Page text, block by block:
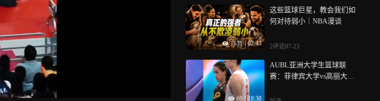
1631 | 02:43
这些篮球巨星，教会我们如
何对待弱小｜NBA漫谈
2评论07-23
69 18:38
AUBL亚洲大学生篮球联
赛：菲律宾大学vs高丽大学